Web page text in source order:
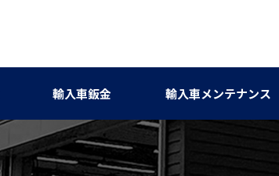
輸入車鈑金 輸入車メンテナンス